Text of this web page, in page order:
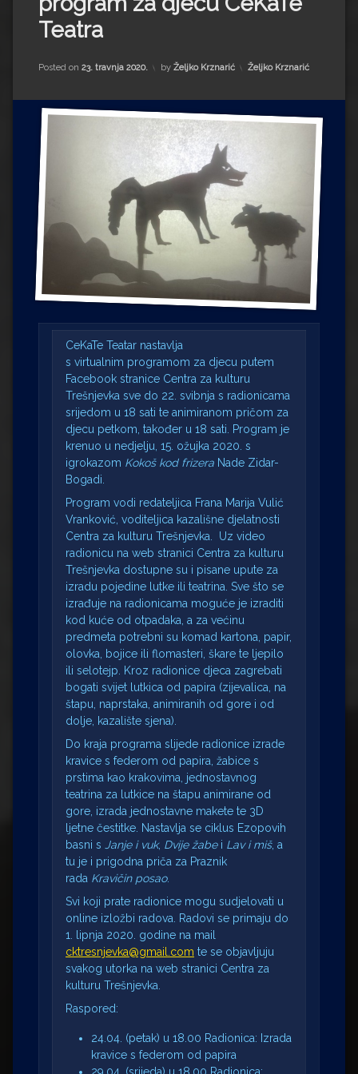
Impressum
Milenko Strižak
Drugi autori
Drugi autori
Ljiljana Lekanić-Kljaić
Željko Krznarić
Mario Lovreković
Miroslav Šantek
Teatra
Posted on 23. travnja 2020. by Željko Krznarić Kategorije:
Željko Krznarić
CeKaTe Teatar nastavlja
s virtualnim programom za djecu putem
Facebook stranice Centra za kulturu
Trešnjevka sve do 22. svibnja s radionicama
srijedom u 18 sati te animiranom pričom za
djecu petkom, također u 18 sati. Program je
krenuo u nedjelju, 15. ožujka 2020. s
igrokazom Kokoš kod frizera Nade Zidar-
Bogadi.
Program vodi redateljica Frana Marija Vulić
Vranković, voditeljica kazališne djelatnosti
Centra za kulturu Trešnjevka. Uz video
radionicu na web stranici Centra za kulturu
Trešnjevka dostupne su i pisane upute za
izradu pojedine lutke ili teatrina. Sve što se
izrađuje na radionicama moguće je izraditi
kod kuće od otpadaka, a za većinu
predmeta potrebni su komad kartona, papir,
olovka, bojice ili flomasteri, škare te ljepilo
ili selotejp. Kroz radionice djeca zagrebati
bogati svijet lutkica od papira (zijevalica, na
štapu, naprstaka, animiranih od gore i od
dolje, kazalište sjena).
Do kraja programa slijede radionice izrade
kravice s federom od papira, žabice s
prstima kao krakovima, jednostavnog
teatrina za lutkice na štapu animirane od
gore, izrada jednostavne makete te 3D
ljetne čestitke. Nastavlja se ciklus Ezopovih
basni s Janje i vuk, Dvije žabei Lav i miš, a
tu je i prigodna priča za Praznik
rada Kravičin posao.
Svi koji prate radionice mogu sudjelovati u
online izložbi radova. Radovi se primaju do
1. lipnja 2020. godine na mail
cktresnjevka@gmail.com te se objavljuju
svakog utorka na web stranici Centra za
kulturu Trešnjevka.
Raspored:
24.04. (petak) u 18.00 Radionica: Izrada
kravice s federom od papira